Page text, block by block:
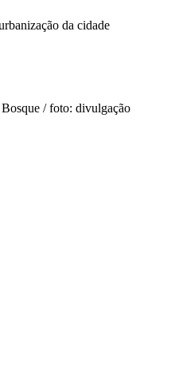
da cidade
/ foto: divulgação